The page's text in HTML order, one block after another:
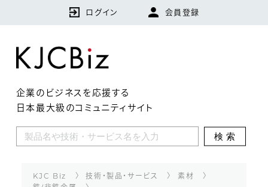
ログイン 会員登録
企業のビジネスを応援する
日本最大級のコミュニティサイト
検索
KJCBizとは
特集
企業
KJC Biz 技術・製品・サービス
素材